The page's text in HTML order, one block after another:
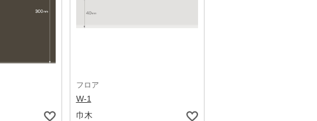
フロア
W-1
巾木